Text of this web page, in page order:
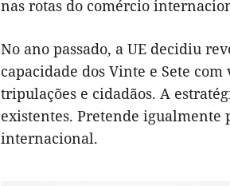
nas rotas do comércio
No ano passado, a UE decidiu
capacidade dos Vinte e Sete
tripulações e cidadãos. A
existentes. Pretende
internacional.